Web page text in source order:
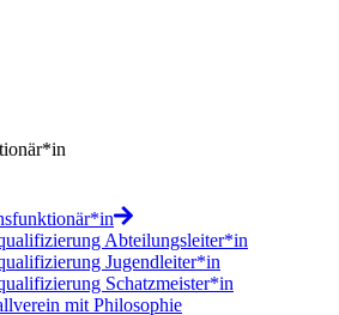
Abteilungsleiter*in
Jugendleiter*in
Schatzmeister*in
mit Philosophie